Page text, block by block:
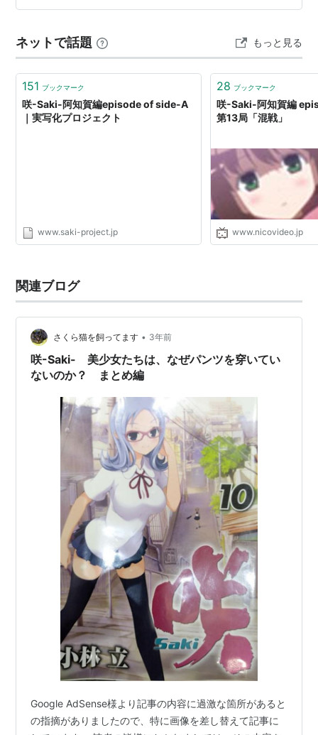
思うが) 久しぶりに改めて宮永咲の闘牌見てたら本当に無
いう和了をするシーンが多々あって、本当に異能力麻雀
前提なんだと再認識した(非…
ネットで話題 もっと見る
151 ブックマーク
咲-Saki-阿知賀編episode of side-A
｜実写化プロジェクト
www.saki-project.jp
28 ブックマーク
咲-Saki-阿知賀編
第13局「混戦」
www.nicovideo.jp
関連ブログ
さくら猫を飼ってます • 3年前
咲-Saki- 美少女たちは、なぜパンツを穿いてい
ないのか？ まとめ編
Google AdSense様より記事の内容に過激な箇所があると
の指摘がありましたので、特に画像を差し替えて記事に